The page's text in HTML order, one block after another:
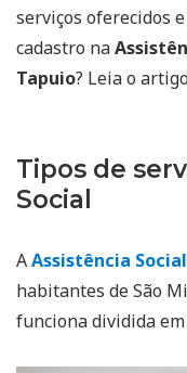
serviços oferecidos
cadastro na
Tapuio? Leia o
Tipos de
Social
AAssistência Social
habitantes de São
funciona dividida